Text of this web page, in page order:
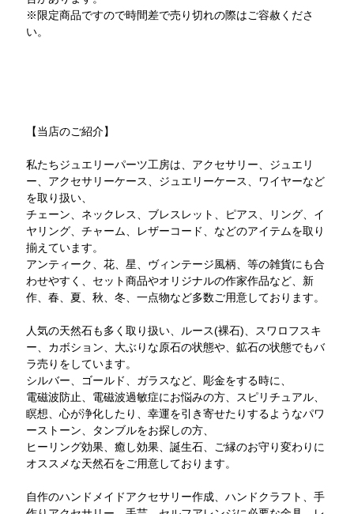
※限定商品ですので時間差で売り切れの際はご容赦くださ
い。
【当店のご紹介】
私たちジュエリーパーツ工房は、アクセサリー、ジュエリ
ー、アクセサリーケース、ジュエリーケース、ワイヤーなど
を取り扱い、
チェーン、ネックレス、ブレスレット、ピアス、リング、イ
ヤリング、チャーム、レザーコード、などのアイテムを取り
揃えています。
アンティーク、花、星、ヴィンテージ風柄、等の雑貨にも合
わせやすく、セット商品やオリジナルの作家作品など、新
作、春、夏、秋、冬、一点物など多数ご用意しております。
人気の天然石も多く取り扱い、ルース(裸石)、スワロフスキ
ー、カボション、大ぶりな原石の状態や、鉱石の状態でもバ
ラ売りをしています。
シルバー、ゴールド、ガラスなど、彫金をする時に、
電磁波防止、電磁波過敏症にお悩みの方、スピリチュアル、
瞑想、心が浄化したり、幸運を引き寄せたりするようなパワ
ーストーン、タンブルをお探しの方、
ヒーリング効果、癒し効果、誕生石、ご縁のお守り変わりに
オススメな天然石をご用意しております。
自作のハンドメイドアクセサリー作成、ハンドクラフト、手